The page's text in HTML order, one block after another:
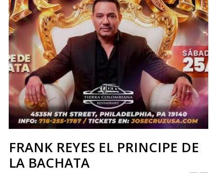
FRANK REYES EL PRINCIPE DE
LA BACHATA